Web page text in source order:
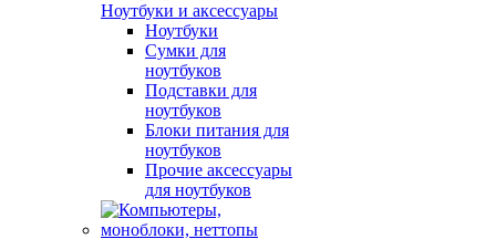
Ноутбуки и аксессуары
Ноутбуки
Сумки для
ноутбуков
Подставки для
ноутбуков
Блоки питания для
ноутбуков
Прочие аксессуары
для ноутбуков